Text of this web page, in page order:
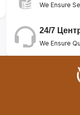
We Ensure
24/7
We Ensure